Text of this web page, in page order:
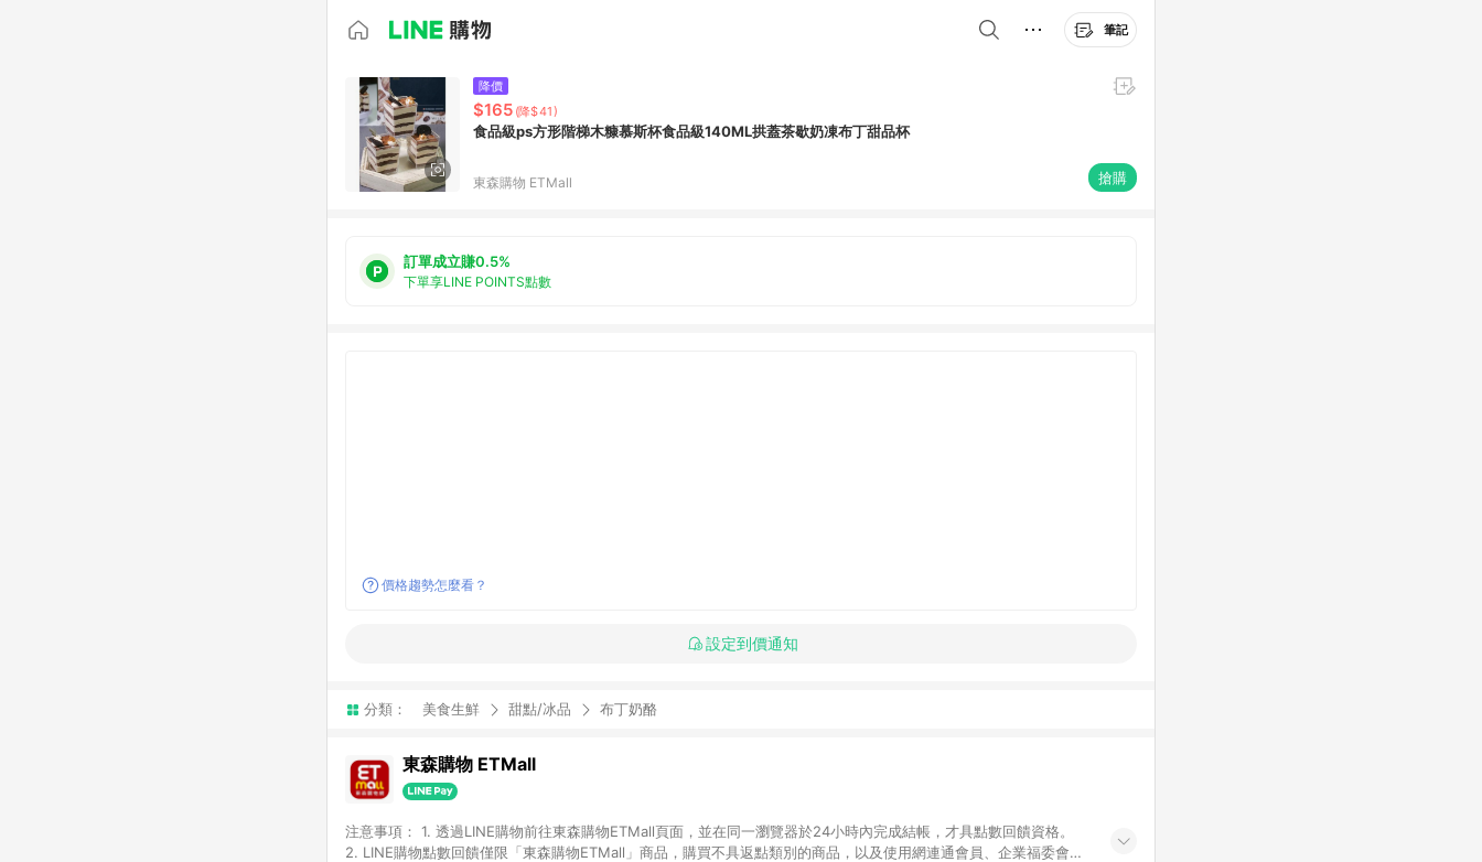
筆記
降價
$165 (降$41)
食品級ps方形階梯木糠慕斯杯食品級140ML拱蓋茶歇奶凍布丁甜品杯
東森購物 ETMall 搶購
訂單成立賺0.5%
下單享LINE POINTS點數
價格趨勢怎麼看？
設定到價通知
分類： 美食生鮮 甜點/冰品 布丁奶酪
東森購物 ETMall
注意事項： 1. 透過LINE購物前往東森購物ETMall頁面，並在同一瀏覽器於24小時內完成結帳，才具點數回饋資格。
2. LINE購物點數回饋僅限「東森購物ETMall」商品，購買不具返點類別的商品，以及使用網連通會員、企業福委會員